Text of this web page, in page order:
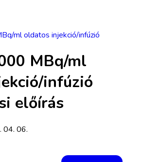
ml oldatos injekció/infúzió
MBq/ml
infúzió
előírás
04. 06.